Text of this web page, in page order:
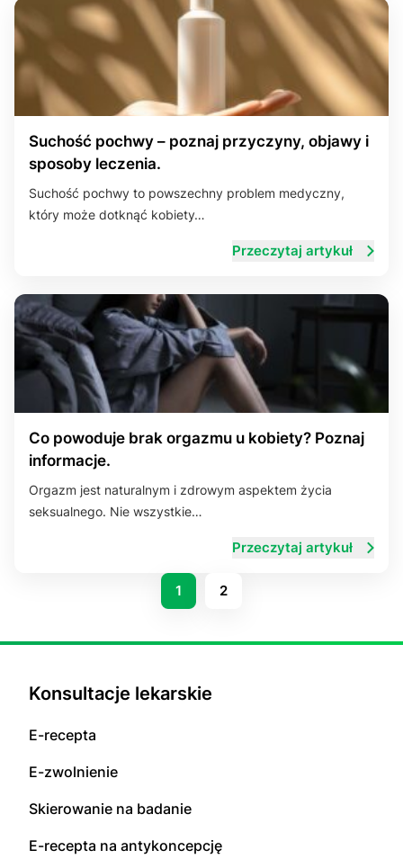
Suchość pochwy – poznaj przyczyny, objawy i
sposoby leczenia.
Suchość pochwy to powszechny problem medyczny,
który może dotknąć kobiety…
Przeczytaj artykuł
Co powoduje brak orgazmu u kobiety? Poznaj
informacje.
Orgazm jest naturalnym i zdrowym aspektem życia
seksualnego. Nie wszystkie…
Przeczytaj artykuł
1 2
Konsultacje lekarskie
E-recepta
E-zwolnienie
Skierowanie na badanie
E-recepta na antykoncepcję